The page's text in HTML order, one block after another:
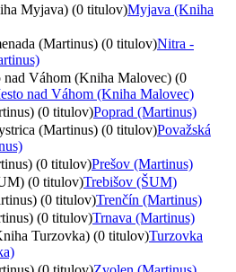
Myjava) (0 titulov)Myjava (Kniha
(Martinus) (0 titulov)Nitra -
nad Váhom (Kniha Malovec) (0
nad Váhom (Kniha Malovec)
(0 titulov)Poprad (Martinus)
(Martinus) (0 titulov)Považská
(0 titulov)Prešov (Martinus)
(0 titulov)Trebišov (ŠUM)
(0 titulov)Trenčín (Martinus)
(0 titulov)Trnava (Martinus)
Turzovka) (0 titulov)Turzovka